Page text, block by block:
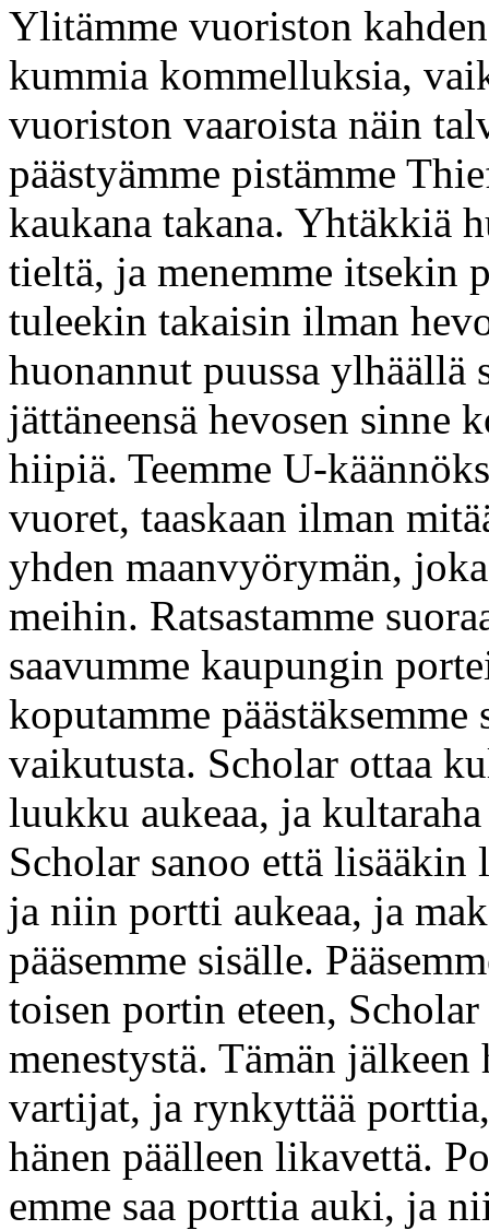
Ylitämme vuoriston
kummia kommelluksia,
vuoriston vaaroista näin
päästyämme pistämme
kaukana takana. Yhtäkkiä
tieltä, ja menemme
tuleekin takaisin ilman
huonannut puussa ylhäällä
jättäneensä hevosen sinne
hiipiä. Teemme U-
vuoret, taaskaan ilman
yhden maanvyörymän,
meihin. Ratsastamme
saavumme kaupungin
koputamme
vaikutusta. Scholar ottaa
luukku aukeaa, ja
Scholar sanoo että
ja niin portti aukeaa, ja
pääsemme sisälle.
toisen portin eteen,
menestystä. Tämän jälkeen
vartijat, ja rynkyttää
hänen päälleen likavettä.
emme saa porttia auki, ja